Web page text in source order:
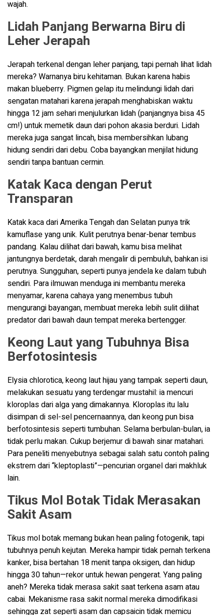
wajah.
Lidah Panjang Berwarna Biru di
Leher Jerapah
Jerapah terkenal dengan leher panjang, tapi pernah lihat lidah
mereka? Warnanya biru kehitaman. Bukan karena habis
makan blueberry. Pigmen gelap itu melindungi lidah dari
sengatan matahari karena jerapah menghabiskan waktu
hingga 12 jam sehari menjulurkan lidah (panjangnya bisa 45
cm!) untuk memetik daun dari pohon akasia berduri. Lidah
mereka juga sangat lincah, bisa membersihkan lubang
hidung sendiri dari debu. Coba bayangkan menjilat hidung
sendiri tanpa bantuan cermin.
Katak Kaca dengan Perut
Transparan
Katak kaca dari Amerika Tengah dan Selatan punya trik
kamuflase yang unik. Kulit perutnya benar-benar tembus
pandang. Kalau dilihat dari bawah, kamu bisa melihat
jantungnya berdetak, darah mengalir di pembuluh, bahkan isi
perutnya. Sungguhan, seperti punya jendela ke dalam tubuh
sendiri. Para ilmuwan menduga ini membantu mereka
menyamar, karena cahaya yang menembus tubuh
mengurangi bayangan, membuat mereka lebih sulit dilihat
predator dari bawah daun tempat mereka bertengger.
Keong Laut yang Tubuhnya Bisa
Berfotosintesis
Elysia chlorotica, keong laut hijau yang tampak seperti daun,
melakukan sesuatu yang terdengar mustahil: ia mencuri
kloroplas dari alga yang dimakannya. Kloroplas itu lalu
disimpan di sel-sel pencernaannya, dan keong pun bisa
berfotosintesis seperti tumbuhan. Selama berbulan-bulan, ia
tidak perlu makan. Cukup berjemur di bawah sinar matahari.
Para peneliti menyebutnya sebagai salah satu contoh paling
ekstrem dari “kleptoplasti”—pencurian organel dari makhluk
lain.
Tikus Mol Botak Tidak Merasakan
Sakit Asam
Tikus mol botak memang bukan hean paling fotogenik, tapi
tubuhnya penuh kejutan. Mereka hampir tidak pernah terkena
kanker, bisa bertahan 18 menit tanpa oksigen, dan hidup
hingga 30 tahun—rekor untuk hewan pengerat. Yang paling
aneh? Mereka tidak merasa sakit saat terkena asam atau
cabai. Mekanisme rasa sakit normal mereka dimodifikasi
sehingga zat seperti asam dan capsaicin tidak memicu